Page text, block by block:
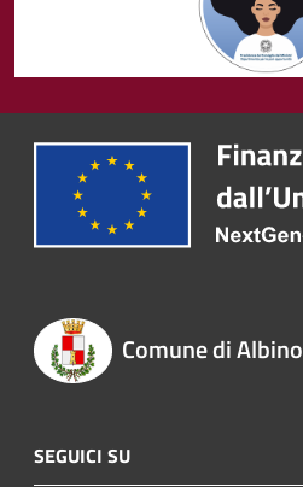
Comune di Albino
SEGUICI SU